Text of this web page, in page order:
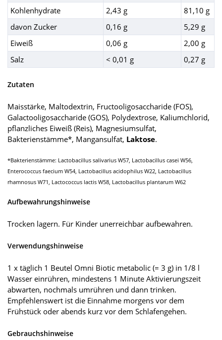
Kohlenhydrate 2,43 g
81,10 g
davon Zucker
0,16 g
5,29 g
Eiweiß
0,06 g
2,00 g
Salz
< 0,01 g 0,27 g
Zutaten
Maisstärke, Maltodextrin, Fructooligosaccharide (FOS),
Galactooligosaccharide (GOS), Polydextrose, Kaliumchlorid,
pflanzliches Eiweiß (Reis), Magnesiumsulfat,
Bakterienstämme*, Mangansulfat, Laktose.
*Bakterienstämme: Lactobacillus salivarius W57, Lactobacillus casei W56,
Enterococcus faecium W54, Lactobacillus acidophilus W22, Lactobacillus
rhamnosus W71, Lactococcus lactis W58, Lactobacillus plantarum W62
Aufbewahrungshinweise
Trocken lagern. Für Kinder unerreichbar aufbewahren.
Verwendungshinweise
1 x täglich 1 Beutel Omni Biotic metabolic (= 3 g) in 1/8 l
Wasser einrühren, mindestens 1 Minute Aktivierungszeit
abwarten, nochmals umrühren und dann trinken.
Empfehlenswert ist die Einnahme morgens vor dem
Frühstück oder abends kurz vor dem Schlafengehen.
Gebrauchshinweise